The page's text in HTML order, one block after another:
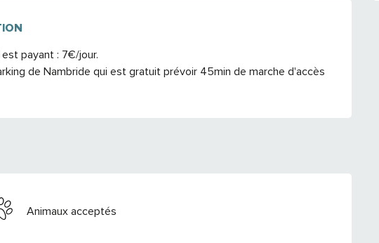
payant : 7€/jour.
de Nambride qui est gratuit prévoir 45min de marche d'accès
Animaux acceptés